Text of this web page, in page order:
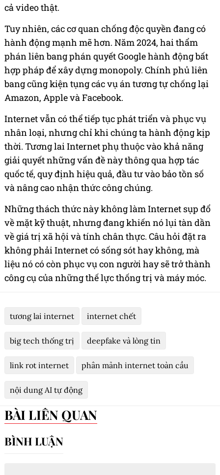
cả video thật.
Tuy nhiên, các cơ quan chống độc quyền đang có
hành động mạnh mẽ hơn. Năm 2024, hai thẩm
phán liên bang phán quyết Google hành động bất
hợp pháp để xây dựng monopoly. Chính phủ liên
bang cũng kiện tụng các vụ án tương tự chống lại
Amazon, Apple và Facebook.
Internet vẫn có thể tiếp tục phát triển và phục vụ
nhân loại, nhưng chỉ khi chúng ta hành động kịp
thời. Tương lai Internet phụ thuộc vào khả năng
giải quyết những vấn đề này thông qua hợp tác
quốc tế, quy định hiệu quả, đầu tư vào bảo tồn số
và nâng cao nhận thức công chúng.
Những thách thức này không làm Internet sụp đổ
về mặt kỹ thuật, nhưng đang khiến nó lụi tàn dần
về giá trị xã hội và tính chân thực. Câu hỏi đặt ra
không phải Internet có sống sót hay không, mà
liệu nó có còn phục vụ con người hay sẽ trở thành
công cụ của những thế lực thống trị và máy móc.
tương lai internet internet chết
big tech thống trị deepfake và lòng tin
link rot internet phân mảnh internet toàn cầu
nội dung AI tự động
BÀI LIÊN QUAN